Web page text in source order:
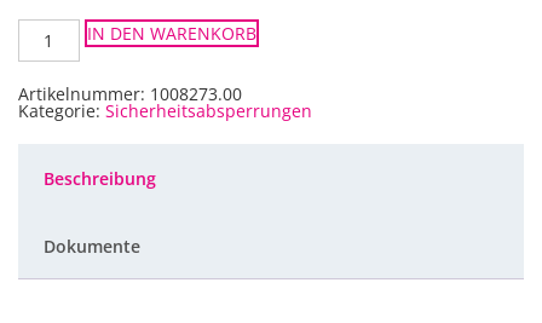
Personengitter
Profi
leicht
2,5m
x
1,1m
IN DEN WARENKORB
Artikelnummer: 1008273.00
Kategorie: Sicherheitsabsperrungen
Beschreibung
Dokumente